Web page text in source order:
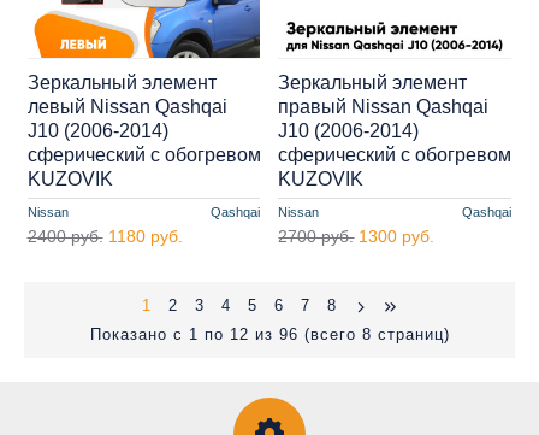
Nissan Qashqai
Зеркальный элемент
левый Nissan Qashqai
J10 (2006-2014)
сферический с обогревом
KUZOVIK
2400 руб. 1180 руб.
Nissan Qashqai
Зеркальный элемент
правый Nissan Qashqai
J10 (2006-2014)
сферический с обогревом
KUZOVIK
2700 руб. 1300 руб.
1 2 3 4 5 6 7
8
Показано с 1 по 12 из 96 (всего 8 страниц)